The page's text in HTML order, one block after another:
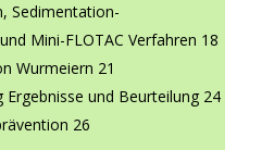
Sedimentation-
Mini-FLOTAC Verfahren 18
Wurmeiern 21
Ergebnisse und Beurteilung 24
26